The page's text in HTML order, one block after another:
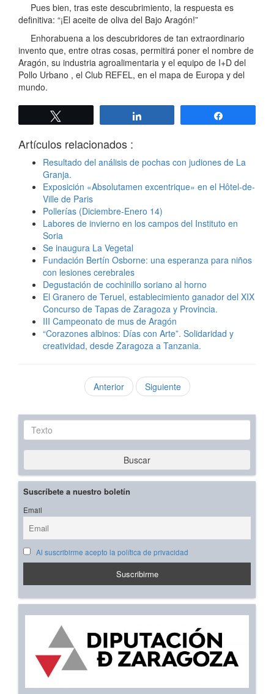
Pues bien, tras este descubrimiento, la respuesta es
definitiva: “¡El aceite de oliva del Bajo Aragón!”
Enhorabuena a los descubridores de tan extraordinario
invento que, entre otras cosas, permitirá poner el nombre de
Aragón, su industria agroalimentaria y el equipo de I+D del
Pollo Urbano , el Club REFEL, en el mapa de Europa y del
mundo.
Artículos relacionados :
Resultado del análisis de pochas con judiones de La
Granja.
Exposición «Absolutamen excentrique» en el Hôtel-de-
Ville de Paris
Pollerías (Diciembre-Enero 14)
Labores de invierno en los campos del Instituto en
Soria
Se inaugura La Vegetal
Fundación Bertín Osborne: una esperanza para niños
con lesiones cerebrales
Degustación de cochinillo soriano al horno
El Granero de Teruel, establecimiento ganador del XIX
Concurso de Tapas de Zaragoza y Provincia.
III Campeonato de mus de Aragón
“Corazones albinos: Días con Arte”. Solidaridad y
creatividad, desde Zaragoza a Tanzania.
Anterior Siguiente
Texto
Buscar
Suscríbete a nuestro boletín
Email
Al suscribirme acepto la política de privacidad